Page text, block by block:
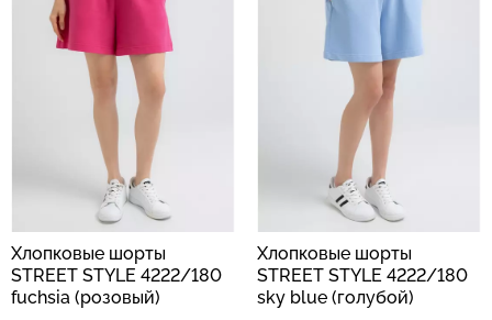
Хлопковые шорты
STREET STYLE 4222/180
fuchsia (розовый)
Хлопковые шорты
STREET STYLE 4222/180
sky blue (голубой)